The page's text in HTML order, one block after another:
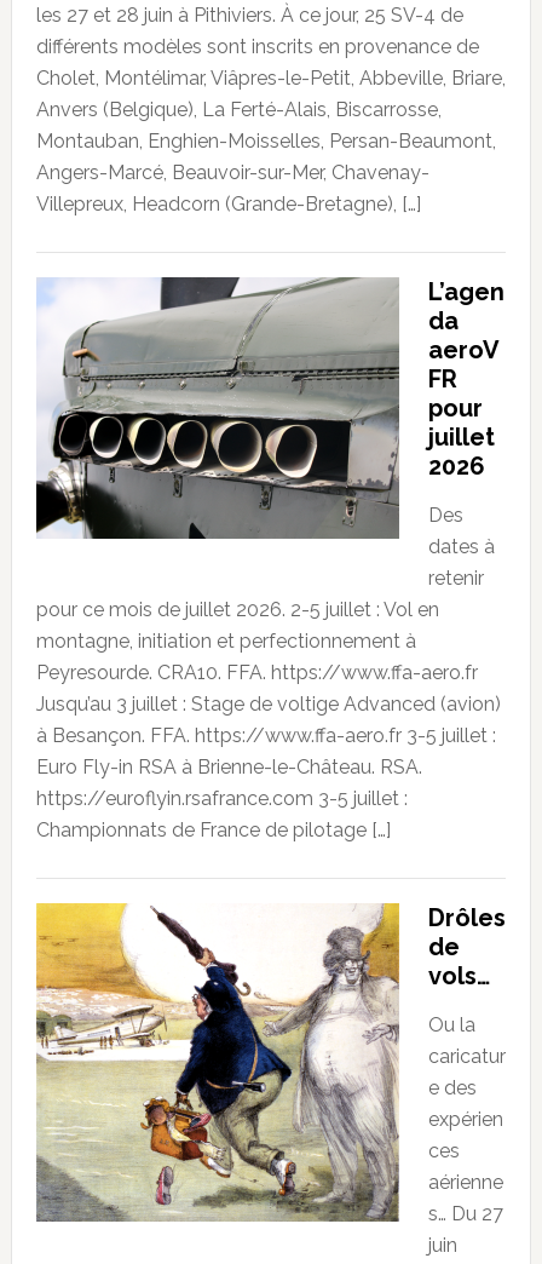
les 27 et 28 juin à Pithiviers. À ce jour, 25 SV-4 de
différents modèles sont inscrits en provenance de
Cholet, Montélimar, Viâpres-le-Petit, Abbeville, Briare,
Anvers (Belgique), La Ferté-Alais, Biscarrosse,
Montauban, Enghien-Moisselles, Persan-Beaumont,
Angers-Marcé, Beauvoir-sur-Mer, Chavenay-
Villepreux, Headcorn (Grande-Bretagne), […]
L’agen
da
aeroV
FR
pour
juillet
2026
Des
dates à
retenir
pour ce mois de juillet 2026. 2-5 juillet : Vol en
montagne, initiation et perfectionnement à
Peyresourde. CRA10. FFA. https://www.ffa-aero.fr
Jusqu’au 3 juillet : Stage de voltige Advanced (avion)
à Besançon. FFA. https://www.ffa-aero.fr 3-5 juillet :
Euro Fly-in RSA à Brienne-le-Château. RSA.
https://euroflyin.rsafrance.com 3-5 juillet :
Championnats de France de pilotage […]
Drôles
de
vols…
Ou la
caricatur
e des
expérien
ces
aérienne
s… Du 27
juin